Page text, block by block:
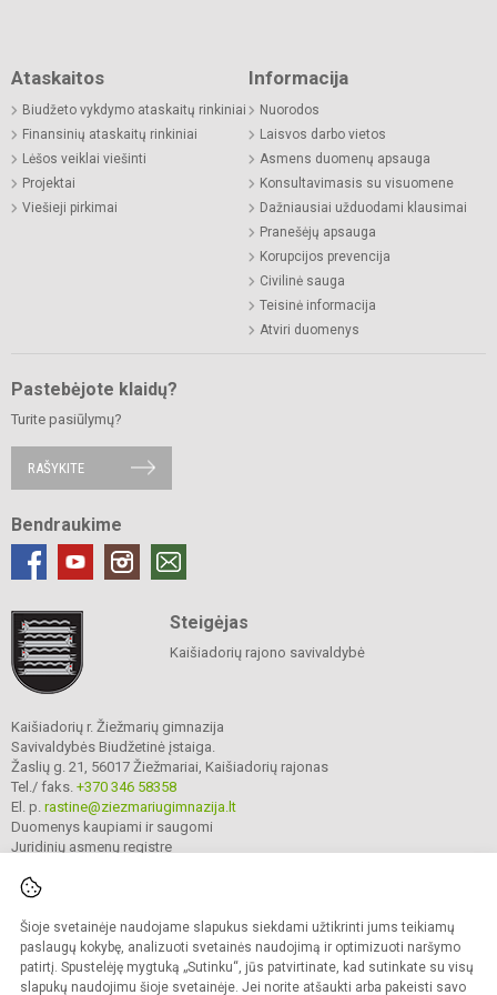
Šioje svetainėje naudojame slapukus siekdami užtikrinti jums teikiamų
paslaugų kokybę, analizuoti svetainės naudojimą ir optimizuoti naršymo
patirtį. Spustelėję mygtuką „Sutinku“, jūs patvirtinate, kad sutinkate su visų
slapukų naudojimu šioje svetainėje. Jei norite atšaukti arba pakeisti savo
Ataskaitos
Biudžeto vykdymo ataskaitų rinkiniai
Finansinių ataskaitų rinkiniai
Lėšos veiklai viešinti
Projektai
Viešieji pirkimai
Informacija
Nuorodos
Laisvos darbo vietos
Asmens duomenų apsauga
Konsultavimasis su visuomene
Dažniausiai užduodami klausimai
Pranešėjų apsauga
Korupcijos prevencija
Civilinė sauga
Teisinė informacija
Atviri duomenys
Pastebėjote klaidų?
Turite pasiūlymų?
RAŠYKITE
Bendraukime
Steigėjas
Kaišiadorių rajono savivaldybė
Kaišiadorių r. Žiežmarių gimnazija
Savivaldybės Biudžetinė įstaiga.
Žaslių g. 21, 56017 Žiežmariai, Kaišiadorių rajonas
Tel./ faks. +370 346 58358
El. p. rastine@ziezmariugimnazija.lt
Duomenys kaupiami ir saugomi
Juridinių asmenų registre
© 2025. Kaišiadorių r. Žiežmarių gimnazija. Visos teisės saugomos.
Kopijuoti turinį be raštiško įstaigos administracijos sutikimo griežtai draudžiama.